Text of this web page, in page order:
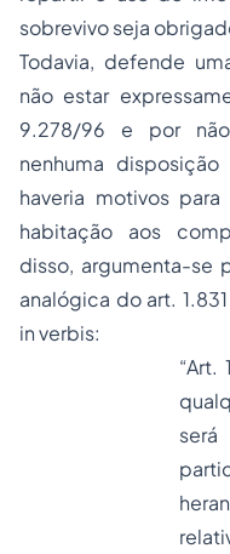
sobrevivo seja
Todavia, defende
não estar
9.278/96 e por
nenhuma
haveria motivos
habitação aos
disso, argumenta-se
analógica do art.
in verbis:
“Art.
será